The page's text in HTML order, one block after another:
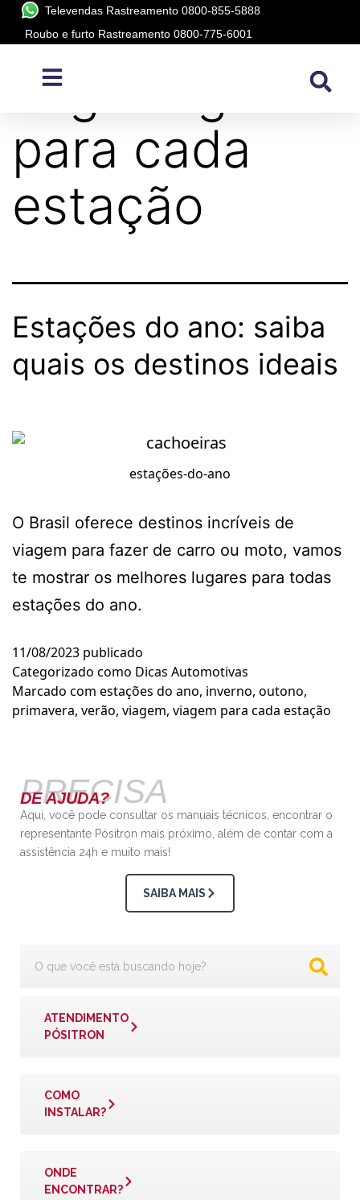
Televendas Rastreamento 0800-855-5888
Roubo e furto Rastreamento 0800-775-6001
Tag:
para cada
estação
Estações do ano: saiba
quais os destinos ideais
estações-do-ano
O Brasil oferece destinos incríveis de
viagem para fazer de carro ou moto, vamos
te mostrar os melhores lugares para todas
estações do ano.
11/08/2023 publicado
Categorizado como Dicas Automotivas
Marcado com estações do ano, inverno, outono,
primavera, verão, viagem, viagem para cada estação
PRECISA
DE AJUDA?
Aqui, você pode consultar os manuais técnicos, encontrar o
representante Pósitron mais próximo, além de contar com a
assistência 24h e muito mais!
SAIBA MAIS
ATENDIMENTO
PÓSITRON
COMO
INSTALAR?
ONDE
ENCONTRAR?